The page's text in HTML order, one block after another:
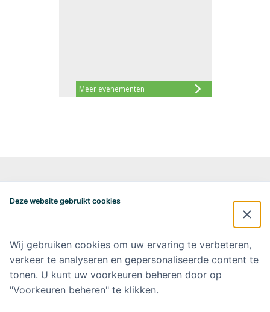
Meer evenementen
Postbus 7057
alzheimercentrum@amsterdamumc.nl
Doneer via: NL 42 INGB 0006 9052 76 Ten name van: Stichting Steun
Alzheimercentrum Amsterdam
Amsterdam UMC
Deze website gebruikt cookies
Wij gebruiken cookies om uw ervaring te verbeteren,
verkeer te analyseren en gepersonaliseerde content te
tonen. U kunt uw voorkeuren beheren door op
"Voorkeuren beheren" te klikken.